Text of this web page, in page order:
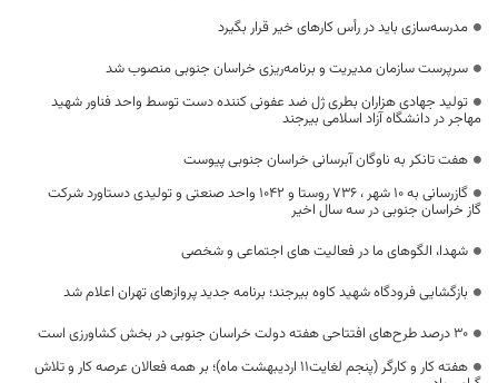
مدرسه‌سازی باید در رأس کارهای خیر قرار بگیرد
سرپرست سازمان مدیریت و برنامه‌ریزی خراسان جنوبی منصوب شد
تولید جهادی هزاران بطری ژل ضد عفونی کننده دست توسط واحد فناور شهید
مهاجر در دانشگاه آزاد اسلامی بیرجند
هفت تانکر به ناوگان آبرسانی خراسان جنوبی پیوست
گازرسانی به 10 شهر ، 736 روستا و 1042 واحد صنعتی و تولیدی دستاورد شرکت
گاز خراسان جنوبی در سه سال اخیر
شهدا، الگوهای ما در فعالیت های اجتماعی و شخصی
بازگشایی فرودگاه شهید کاوه بیرجند؛ برنامه جدید پروازهای تهران اعلام شد
۳۰ درصد طرح‌های افتتاحی هفته دولت خراسان جنوبی در بخش کشاورزی است
هفته کار و کارگر (پنجم لغایت۱۱ اردیبهشت ماه)؛ بر همه فعالان عرصه کار و تلاش